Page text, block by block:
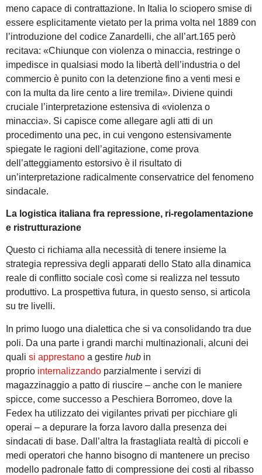
meno capace di contrattazione. In Italia lo sciopero smise di
essere esplicitamente vietato per la prima volta nel 1889 con
l’introduzione del codice Zanardelli, che all’art.165 però
recitava: «Chiunque con violenza o minaccia, restringe o
impedisce in qualsiasi modo la libertà dell’industria o del
commercio è punito con la detenzione fino a venti mesi e
con la multa da lire cento a lire tremila». Diviene quindi
cruciale l’interpretazione estensiva di «violenza o
minaccia». Si capisce come allegare agli atti di un
procedimento una pec, in cui vengono estensivamente
spiegate le ragioni dell’agitazione, come prova
dell’atteggiamento estorsivo è il risultato di
un’interpretazione radicalmente conservatrice del fenomeno
sindacale.
La logistica italiana fra repressione, ri-regolamentazione
e ristrutturazione
Questo ci richiama alla necessità di tenere insieme la
strategia repressiva degli apparati dello Stato alla dinamica
reale di conflitto sociale così come si realizza nel tessuto
produttivo. La prospettiva futura, in questo senso, si articola
su tre livelli.
In primo luogo una dialettica che si va consolidando tra due
poli. Da una parte i grandi marchi multinazionali, alcuni dei
quali si apprestano a gestire hub in
proprio internalizzando parzialmente i servizi di
magazzinaggio a patto di riuscire – anche con le maniere
spicce, come successo a Peschiera Borromeo, dove la
Fedex ha utilizzato dei vigilantes privati per picchiare gli
operai – a depurare la forza lavoro dalla presenza dei
sindacati di base. Dall’altra la frastagliata realtà di piccoli e
medi operatori che hanno bisogno di mantenere un preciso
modello padronale fatto di compressione dei costi al ribasso